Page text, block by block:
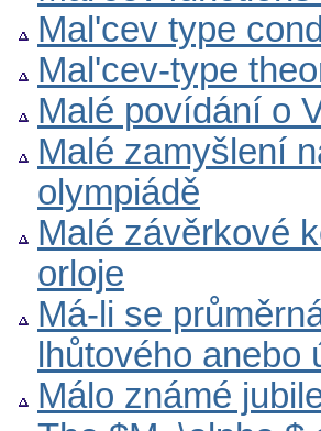
Mal'cev type
Mal'cev-type
Malé povídání o
Malé zamyšlení
olympiádě
Malé závěrkové
orloje
Má-li se
lhůtového anebo
Málo známé